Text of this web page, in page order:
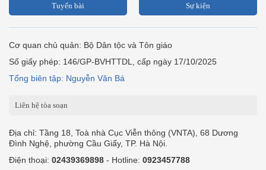
Tuyến bài Sự kiện
Cơ quan chủ quản: Bộ Dân tộc và Tôn giáo
Số giấy phép: 146/GP-BVHTTDL, cấp ngày 17/10/2025
Tổng biên tập: Nguyễn Văn Bá
Liên hệ tòa soạn
Địa chỉ: Tầng 18, Toà nhà Cục Viễn thông (VNTA), 68 Dương
Đình Nghệ, phường Cầu Giấy, TP. Hà Nội.
Điện thoại: 02439369898 - Hotline: 0923457788